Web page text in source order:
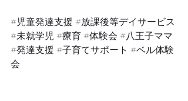
#児童発達支援 #放課後等デイサービス
#未就学児 #療育 #体験会 #八王子ママ
#発達支援 #子育てサポート #ベル体験
会